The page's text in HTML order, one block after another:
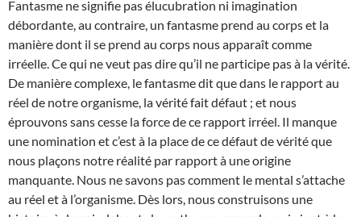
Fantasme ne signifie pas élucubration ni imagination
débordante, au contraire, un fantasme prend au corps et la
manière dont il se prend au corps nous apparaît comme
irréelle. Ce qui ne veut pas dire qu’il ne participe pas à la vérité.
De manière complexe, le fantasme dit que dans le rapport au
réel de notre organisme, la vérité fait défaut ; et nous
éprouvons sans cesse la force de ce rapport irréel. Il manque
une nomination et c’est à la place de ce défaut de vérité que
nous plaçons notre réalité par rapport à une origine
manquante. Nous ne savons pas comment le mental s’attache
au réel et à l’organisme. Dès lors, nous construisons une